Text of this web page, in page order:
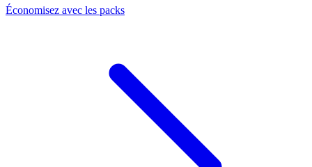
Économisez avec les packs